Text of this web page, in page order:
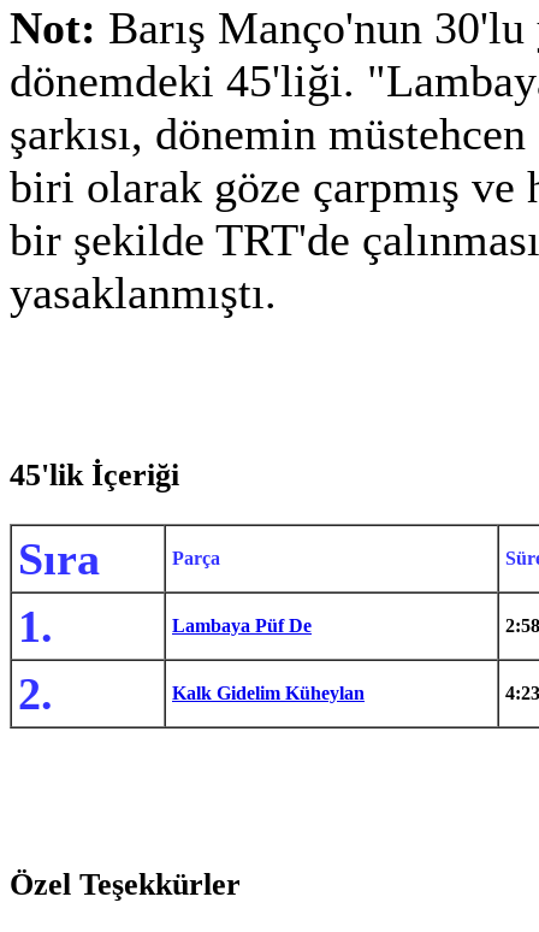
Not: Barış Manço'nun
dönemdeki 45'liği.
şarkısı, dönemin müstehcen
biri olarak göze çarpmış ve
bir şekilde TRT'de çalınması
yasaklanmıştı.
45'lik İçeriği
Sıra Parça
1. Lambaya Püf De 2:58
2. Kalk Gidelim Küheylan 4:23
Özel Teşekkürler